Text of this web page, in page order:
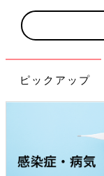
ません。
だからこそ「嫌」
悪いわけじゃない
とでいざというと
——— 子どもの自慰
踏み出すのはとて
ピックアップ